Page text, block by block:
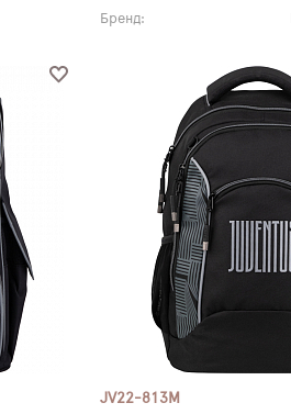
Бренд:
JV22-813M